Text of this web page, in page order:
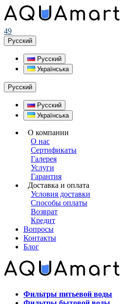
49
Русский
Русский
Українська
Русский
Русский
Українська
О компании
О нас
Сертификаты
Галерея
Услуги
Гарантия
Доставка и оплата
Условия доставки
Способы оплаты
Возврат
Кредит
Вопросы
Контакты
Блог
Фильтры питьевой воды